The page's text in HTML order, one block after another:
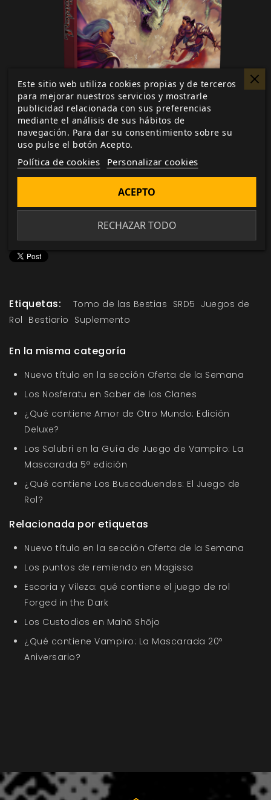
¿Quieres estar al tanto de nuestras novedades?
Suscríbete al boletín que encontrarás al pie de
Etiquetas: Tomo de las Bestias SRD5 Juegos de
Rol Bestiario Suplemento
En la misma categoría
Nuevo título en la sección Oferta de la Semana
Los Nosferatu en Saber de los Clanes
¿Qué contiene Amor de Otro Mundo: Edición
Deluxe?
Los Salubri en la Guía de Juego de Vampiro: La
Mascarada 5ª edición
¿Qué contiene Los Buscaduendes: El Juego de
Rol?
Relacionada por etiquetas
Nuevo título en la sección Oferta de la Semana
Los puntos de remiendo en Magissa
Escoria y Vileza: qué contiene el juego de rol
Forged in the Dark
Los Custodios en Mahō Shōjo
¿Qué contiene Vampiro: La Mascarada 20º
Aniversario?
Este sitio web utiliza cookies propias y de terceros
para mejorar nuestros servicios y mostrarle
publicidad relacionada con sus preferencias
mediante el análisis de sus hábitos de
navegación. Para dar su consentimiento sobre su
uso pulse el botón Acepto.
Política de cookies Personalizar cookies
RECHAZAR TODO
ACEPTO